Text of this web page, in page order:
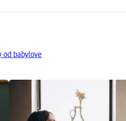
od babylove